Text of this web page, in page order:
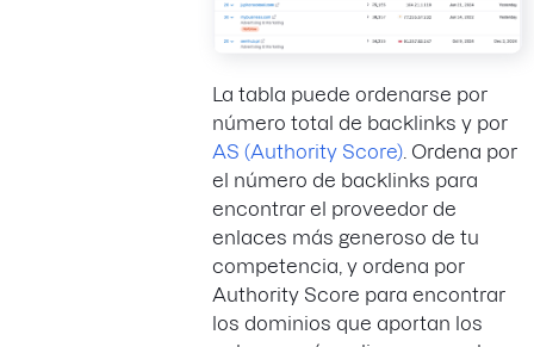
La tabla puede ordenarse por
número total de backlinks y por
AS (Authority Score) . Ordena por
el número de backlinks para
encontrar el proveedor de
enlaces más generoso de tu
competencia, y ordena por
Authority Score para encontrar
los dominios que aportan los